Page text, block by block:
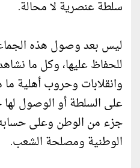
سلطة عنصرية لا محالة.
ليس بعد وصول هذه
للحفاظ عليها، وكل ما
وانقلابات وحروب أهلية
على السلطة أو الوصول
جزء من الوطن وعلى
الوطنية ومصلحة الشعب.